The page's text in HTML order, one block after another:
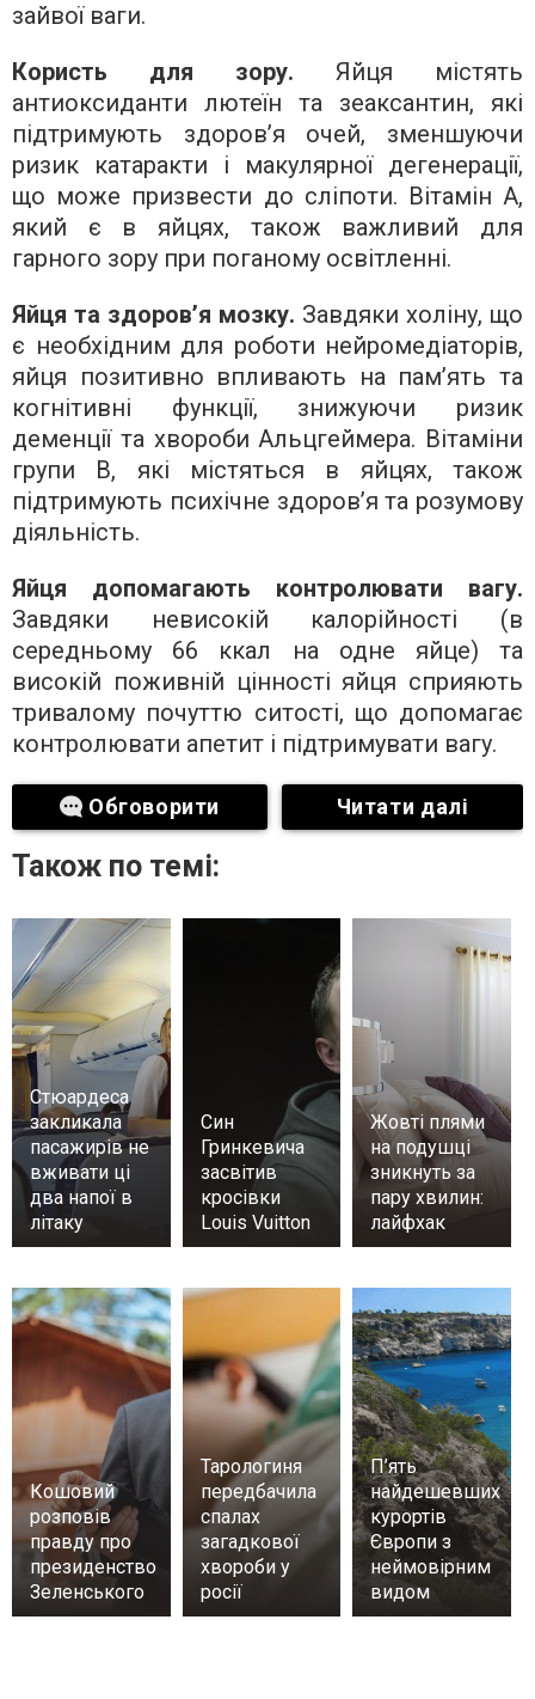
зайвої ваги.
Користь для зору. Яйця містять
антиоксиданти лютеїн та зеаксантин, які
підтримують здоров’я очей, зменшуючи
ризик катаракти і макулярної дегенерації,
що може призвести до сліпоти. Вітамін А,
який є в яйцях, також важливий для
гарного зору при поганому освітленні.
Яйця та здоров’я мозку. Завдяки холіну, що
є необхідним для роботи нейромедіаторів,
яйця позитивно впливають на пам’ять та
когнітивні функції, знижуючи ризик
деменції та хвороби Альцгеймера. Вітаміни
групи В, які містяться в яйцях, також
підтримують психічне здоров’я та розумову
діяльність.
Яйця допомагають контролювати вагу.
Завдяки невисокій калорійності (в
середньому 66 ккал на одне яйце) та
високій поживній цінності яйця сприяють
тривалому почуттю ситості, що допомагає
контролювати апетит і підтримувати вагу.
Обговорити Читати далі
Також по темі:
Стюардеса
закликала
пасажирів не
вживати ці
два напої в
літаку
Син
Гринкевича
засвітив
кросівки
Louis Vuitton
Жовті плями
на подушці
зникнуть за
пару хвилин:
лайфхак
Кошовий
розповів
правду про
президенство
Зеленського
Тарологиня
передбачила
спалах
загадкової
хвороби у
росії
П’ять
найдешевших
курортів
Європи з
неймовірним
видом